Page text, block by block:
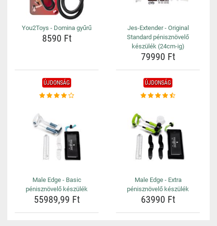
You2Toys - Domina gyűrű
8590 Ft
Jes-Extender - Original
Standard pénisznövelő
készülék (24cm-ig)
79990 Ft
ÚJDONSÁG
Male Edge - Basic
pénisznövelő készülék
55989,99 Ft
ÚJDONSÁG
Male Edge - Extra
pénisznövelő készülék
63990 Ft